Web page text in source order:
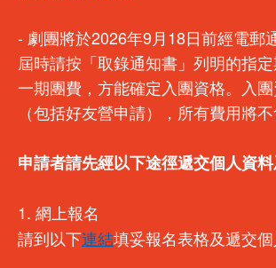
- 劇團將於2026年9月18日前經電郵
屆時請按「取錄通知書」列明的指
一期團費，方能確定入團資格。入
（包括好友營申請），所有費用將
申請者請先經以下途徑遞交個人資料
1. 網上報名
請到以下連結填妥報名表格及遞交個